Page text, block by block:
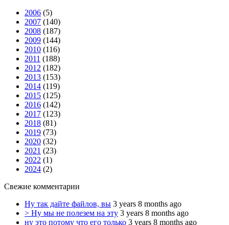
2006 (5)
2007 (140)
2008 (187)
2009 (144)
2010 (116)
2011 (188)
2012 (182)
2013 (153)
2014 (119)
2015 (125)
2016 (142)
2017 (123)
2018 (81)
2019 (73)
2020 (32)
2021 (23)
2022 (1)
2024 (2)
Свежие комментарии
Ну так дайте файлов, вы 3 years 8 months ago
> Ну мы не полезем на эту 3 years 8 months ago
ну это потому что его только 3 years 8 months ago